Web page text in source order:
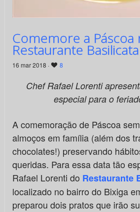
Comemore a Páscoa
Restaurante Basilicata
16 mar 2018 · 8
Chef Rafael Lorenti
especial para o
A comemoração de Páscoa
almoços em família (além dos
chocolates!) preservando
queridas. Para essa data tão
Rafael Lorenti do Restaurante
localizado no bairro do Bixiga
preparou dois pratos que irão